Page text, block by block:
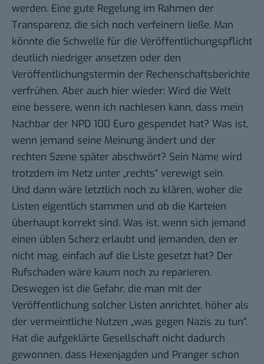
werden. Eine gute Regelung im Rahmen der
Transparenz, die sich noch verfeinern ließe. Man
könnte die Schwelle für die Veröffentlichungspflicht
deutlich niedriger ansetzen oder den
Veröffentlichungstermin der Rechenschaftsberichte
verfrühen. Aber auch hier wieder: Wird die Welt
eine bessere, wenn ich nachlesen kann, dass mein
Nachbar der NPD 100 Euro gespendet hat? Was ist,
wenn jemand seine Meinung ändert und der
rechten Szene später abschwört? Sein Name wird
trotzdem im Netz unter „rechts“ verewigt sein.
Und dann wäre letztlich noch zu klären, woher die
Listen eigentlich stammen und ob die Karteien
überhaupt korrekt sind. Was ist, wenn sich jemand
einen üblen Scherz erlaubt und jemanden, den er
nicht mag, einfach auf die Liste gesetzt hat? Der
Rufschaden wäre kaum noch zu reparieren.
Deswegen ist die Gefahr, die man mit der
Veröffentlichung solcher Listen anrichtet, höher als
der vermeintliche Nutzen „was gegen Nazis zu tun“.
Hat die aufgeklärte Gesellschaft nicht dadurch
gewonnen, dass Hexenjagden und Pranger schon